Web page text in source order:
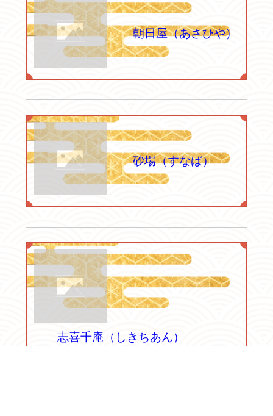
朝日屋（あさひや）
砂場（すなば）
志喜千庵（しきちあん）